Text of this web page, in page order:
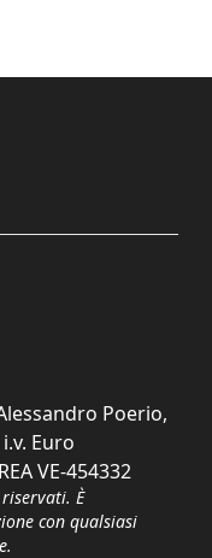
Poerio,
Euro
VE-454332
È
con qualsiasi